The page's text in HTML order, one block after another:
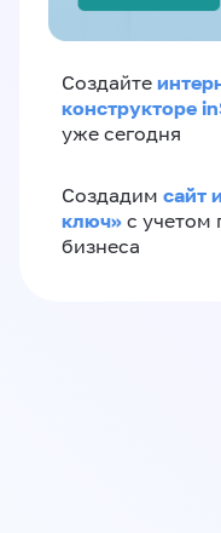
Создайте
конструкторе
уже сегодня
Создадим сайт
ключ» с учетом
бизнеса